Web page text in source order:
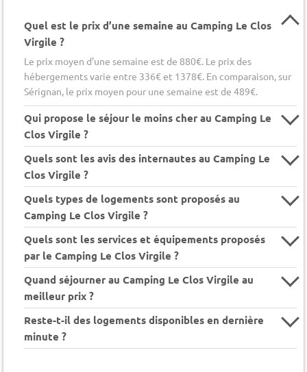
Quel est le prix d’une semaine au Camping Le Clos
Virgile ?
Le prix moyen d’une semaine est de 880€. Le prix des
hébergements varie entre 336€ et 1378€. En comparaison, sur
Sérignan, le prix moyen pour une semaine est de 489€.
Qui propose le séjour le moins cher au Camping Le
Clos Virgile ?
Quels sont les avis des internautes au Camping Le
Clos Virgile ?
Quels types de logements sont proposés au
Camping Le Clos Virgile ?
Quels sont les services et équipements proposés
par le Camping Le Clos Virgile ?
Quand séjourner au Camping Le Clos Virgile au
meilleur prix ?
Reste-t-il des logements disponibles en dernière
minute ?